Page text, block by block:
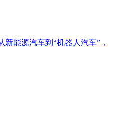
新能源汽车到“机器人汽车”，